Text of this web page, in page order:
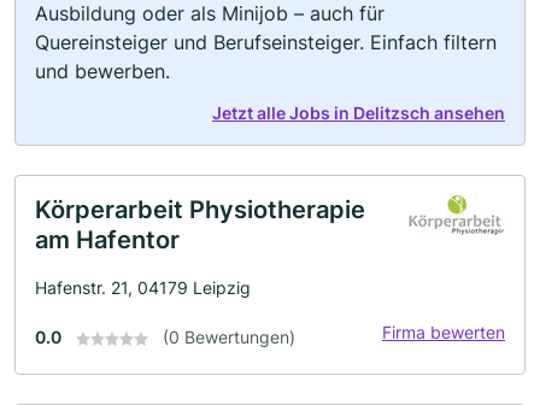
Ausbildung oder als Minijob – auch für
Quereinsteiger und Berufseinsteiger. Einfach filtern
und bewerben.
Jetzt alle Jobs in Delitzsch ansehen
Körperarbeit Physiotherapie
am Hafentor
Hafenstr. 21, 04179 Leipzig
0.0 (0 Bewertungen) Firma bewerten